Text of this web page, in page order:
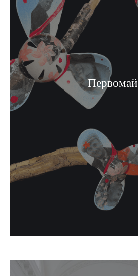
Первомай